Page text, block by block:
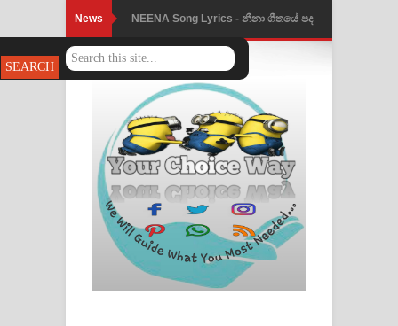
News NEENA Song Lyrics - නීනා ගීතයේ පද
පෙළ
Ahimi Wimai Himi Song Lyrics - අහිමි
විමයි හිමි ගීතයේ පද පෙළ
Mathaka Parana Song Lyrics - මතක
පාරනා ගීතයේ පද පෙළ
Nimnadhen Song Lyrics - නිම්නාදෙන්
ගීතයේ පද පෙළ